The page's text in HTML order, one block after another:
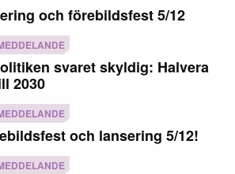
och förebildsfest 5/12
svaret skyldig: Halvera
2030
och lansering 5/12!